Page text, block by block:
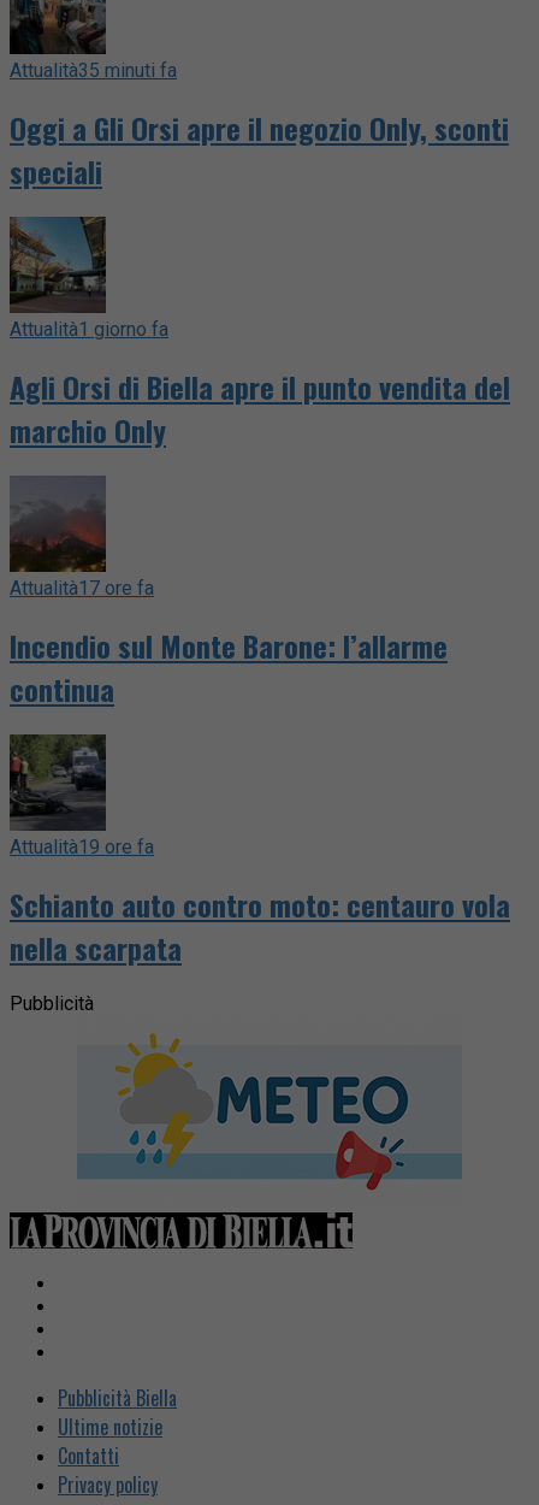
Attualità35 minuti fa
Oggi a Gli Orsi apre il negozio Only, sconti
speciali
Attualità1 giorno fa
Agli Orsi di Biella apre il punto vendita del
marchio Only
Attualità17 ore fa
Incendio sul Monte Barone: l’allarme
continua
Attualità19 ore fa
Schianto auto contro moto: centauro vola
nella scarpata
Pubblicità
Pubblicità Biella
Ultime notizie
Contatti
Privacy policy